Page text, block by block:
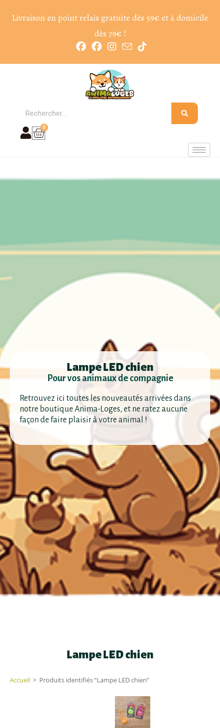
Livraison en point relais gratuite dès 59€ et à domicile
dès 79€ !
0
Lampe LED chien
Pour vos animaux de compagnie
Retrouvez ici toutes les nouveautés arrivées dans
notre boutique Anima-Loges, et ne ratez aucune
façon de faire plaisir à votre animal !
Lampe LED chien
Accueil > Produits identifiés “Lampe LED chien”